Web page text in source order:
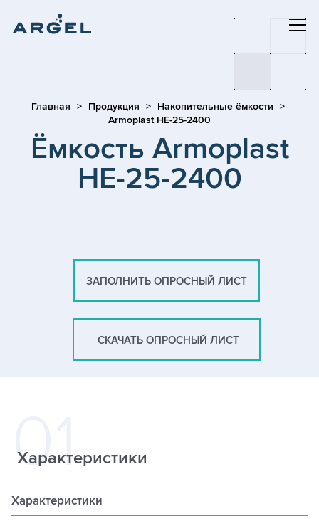
Главная Продукция
Накопительные ёмкости
Armoplast HE-25-2400
Ёмкость Armoplast
HE-25-2400
ЗАПОЛНИТЬ ОПРОСНЫЙ ЛИСТ
СКАЧАТЬ ОПРОСНЫЙ ЛИСТ
Характеристики
Характеристики